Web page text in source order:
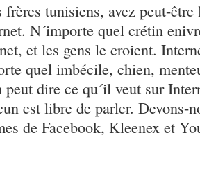
tunisiens, avez peut-être
N´importe quel crétin
et les gens le croient.
quel imbécile, chien,
peut dire ce qu´il veut sur
est libre de parler. Devons-
de Facebook, Kleenex et